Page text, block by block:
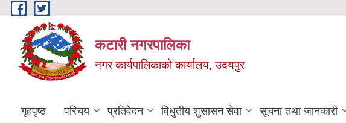
Skip to main content
कटारी नगरपालिका
नगर कार्यपालिकाको कार्यालय, उदयपुर
गृहपृष्ठ परिचय प्रतिवेदन विधुतीय शुसासन सेवा सूचना तथा जानकारी